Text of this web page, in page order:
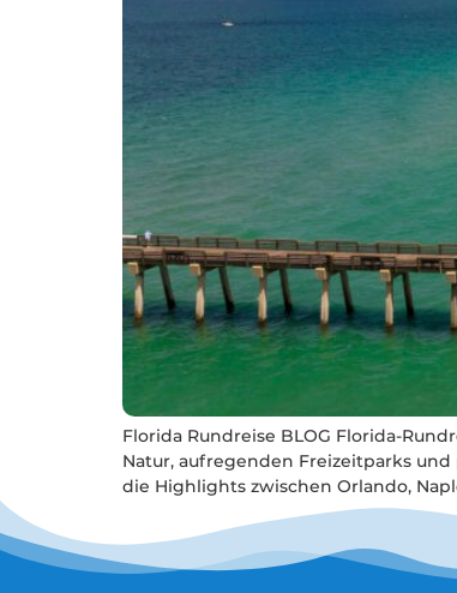
Florida Rundreise BLOG Florida-
Natur, aufregenden Freizeitparks
die Highlights zwischen Orlando,